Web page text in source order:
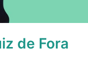
de Fora